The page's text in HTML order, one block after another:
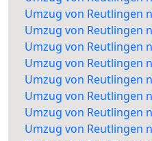
Umzug von Reutlingen
Umzug von Reutlingen
Umzug von Reutlingen
Umzug von Reutlingen
Umzug von Reutlingen
Umzug von Reutlingen
Umzug von Reutlingen
Umzug von Reutlingen